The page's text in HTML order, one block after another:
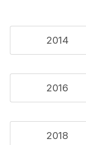
2014
2016
2018